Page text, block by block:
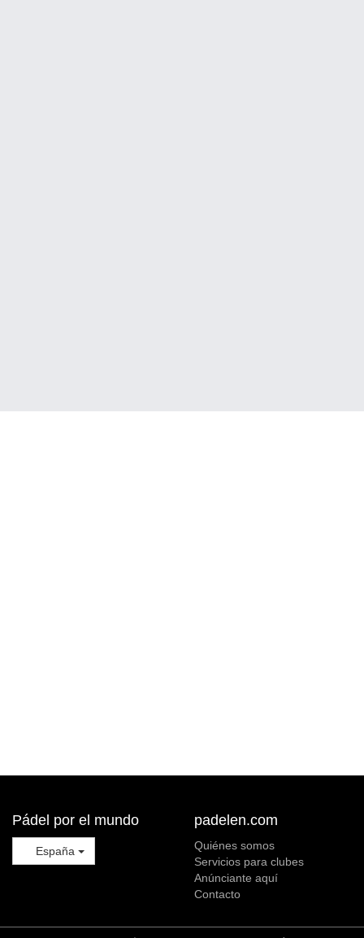
Pádel por el mundo
España
padelen.com
Quiénes somos
Servicios para clubes
Anúnciante aquí
Contacto